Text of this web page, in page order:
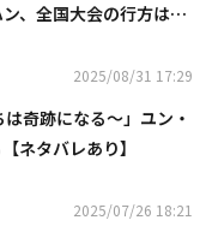
、全国大会の行方は？
2025/08/31 17:29
奇跡になる～」ユン・
ネタバレあり】
2025/07/26 18:21